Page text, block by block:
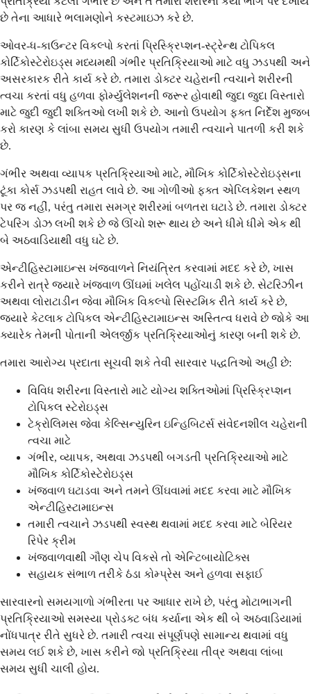
છે તેના આધારે ભલામણોને કસ્ટમાઇઝ કરે છે.
ઓવર-ધ-કાઉન્ટર વિકલ્પો કરતાં પ્રિસ્ક્રિપ્શન-સ્ટ્રેન્થ ટોપિકલ
કોર્ટિકોસ્ટેરોઇડ્સ મધ્યમથી ગંભીર પ્રતિક્રિયાઓ માટે વધુ ઝડપથી અને
અસરકારક રીતે કાર્ય કરે છે. તમારા ડોક્ટર ચહેરાની ત્વચાને શરીરની
ત્વચા કરતાં વધુ હળવા ફોર્મ્યુલેશનની જરૂર હોવાથી જુદા જુદા વિસ્તારો
માટે જુદી જુદી શક્તિઓ લખી શકે છે. આનો ઉપયોગ ફક્ત નિર્દેશ મુજબ
કરો કારણ કે લાંબા સમય સુધી ઉપયોગ તમારી ત્વચાને પાતળી કરી શકે
છે.
ગંભીર અથવા વ્યાપક પ્રતિક્રિયાઓ માટે, મૌખિક કોર્ટિકોસ્ટેરોઇડ્સના
ટૂંકા કોર્સ ઝડપથી રાહત લાવે છે. આ ગોળીઓ ફક્ત એપ્લિકેશન સ્થળ
પર જ નહીં, પરંતુ તમારા સમગ્ર શરીરમાં બળતરા ઘટાડે છે. તમારા ડોક્ટર
ટેપરિંગ ડોઝ લખી શકે છે જે ઊંચો શરૂ થાય છે અને ધીમે ધીમે એક થી
બે અઠવાડિયાથી વધુ ઘટે છે.
એન્ટીહિસ્ટામાઇન્સ ખંજવાળને નિયંત્રિત કરવામાં મદદ કરે છે, ખાસ
કરીને રાત્રે જ્યારે ખંજવાળ ઊંઘમાં ખલેલ પહોંચાડી શકે છે. સેટરિઝીન
અથવા લોરાટાડીન જેવા મૌખિક વિકલ્પો સિસ્ટમિક રીતે કાર્ય કરે છે,
જ્યારે કેટલાક ટોપિકલ એન્ટીહિસ્ટામાઇન્સ અસ્તિત્વ ધરાવે છે જોકે આ
ક્યારેક તેમની પોતાની એલર્જીક પ્રતિક્રિયાઓનું કારણ બની શકે છે.
તમારા આરોગ્ય પ્રદાતા સૂચવી શકે તેવી સારવાર પદ્ધતિઓ અહીં છે:
વિવિધ શરીરના વિસ્તારો માટે યોગ્ય શક્તિઓમાં પ્રિસ્ક્રિપ્શન
ટોપિકલ સ્ટેરોઇડ્સ
ટેક્રોલિમસ જેવા કેલ્સિન્યુરિન ઇન્હિબિટર્સ સંવેદનશીલ ચહેરાની
ત્વચા માટે
ગંભીર, વ્યાપક, અથવા ઝડપથી બગડતી પ્રતિક્રિયાઓ માટે
મૌખિક કોર્ટિકોસ્ટેરોઇડ્સ
ખંજવાળ ઘટાડવા અને તમને ઊંઘવામાં મદદ કરવા માટે મૌખિક
એન્ટીહિસ્ટામાઇન્સ
તમારી ત્વચાને ઝડપથી સ્વસ્થ થવામાં મદદ કરવા માટે બેરિયર
રિપેર ક્રીમ
ખંજવાળવાથી ગૌણ ચેપ વિકસે તો એન્ટિબાયોટિક્સ
સહાયક સંભાળ તરીકે ઠંડા કોમ્પ્રેસ અને હળવા સફાઈ
સારવારનો સમયગાળો ગંભીરતા પર આધાર રાખે છે, પરંતુ મોટાભાગની
પ્રતિક્રિયાઓ સમસ્યા પ્રોડક્ટ બંધ કર્યાના એક થી બે અઠવાડિયામાં
નોંધપાત્ર રીતે સુધરે છે. તમારી ત્વચા સંપૂર્ણપણે સામાન્ય થવામાં વધુ
સમય લઈ શકે છે, ખાસ કરીને જો પ્રતિક્રિયા તીવ્ર અથવા લાંબા
સમય સુધી ચાલી હોય.